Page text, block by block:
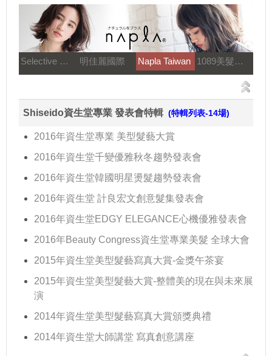
Selective 雪樂媞 明佳麗國際 Napla Taiwan 1089美髮教育團隊
Shiseido資生堂專業 發表會特輯 (特輯列表-14場)
2016年資生堂專業 美型髮藝大賞
2016年資生堂千變優雅秋冬趨勢發表會
2016年資生堂韓國明星燙髮趨勢發表會
2016年資生堂 計良宏文創意髮集發表會
2016年資生堂EDGY ELEGANCE心機優雅發表會
2016年Beauty Congress資生堂專業美髮 全球大會
2015年資生堂美型髮藝寫真大賞-金獎午茶宴
2015年資生堂美型髮藝大賞-整體美的現在與未來展
演
2014年資生堂美型髮藝寫真大賞頒獎典禮
2014年資生堂大師講堂 寫真創意講座